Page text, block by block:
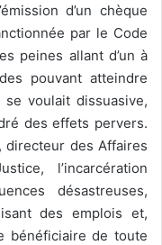
d’un chèque
par le Code
peines allant d’un à
pouvant atteindre
voulait dissuasive,
des effets pervers.
directeur des Affaires
l’incarcération
désastreuses,
des emplois et,
bénéficiaire de toute